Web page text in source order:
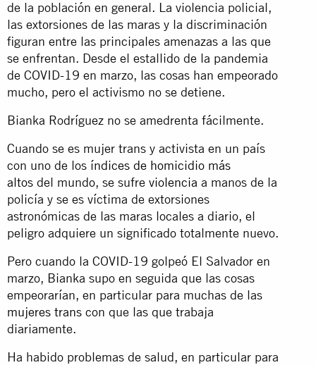
de la población en general. La violencia policial,
las extorsiones de las maras y la discriminación
figuran entre las principales amenazas a las que
se enfrentan. Desde el estallido de la pandemia
de COVID-19 en marzo, las cosas han empeorado
mucho, pero el activismo no se detiene.
Bianka Rodríguez no se amedrenta fácilmente.
Cuando se es mujer trans y activista en un país
con uno de los índices de homicidio más
altos del mundo, se sufre violencia a manos de la
policía y se es víctima de extorsiones
astronómicas de las maras locales a diario, el
peligro adquiere un significado totalmente nuevo.
Pero cuando la COVID-19 golpeó El Salvador en
marzo, Bianka supo en seguida que las cosas
empeorarían, en particular para muchas de las
mujeres trans con que las que trabaja
diariamente.
Ha habido problemas de salud, en particular para